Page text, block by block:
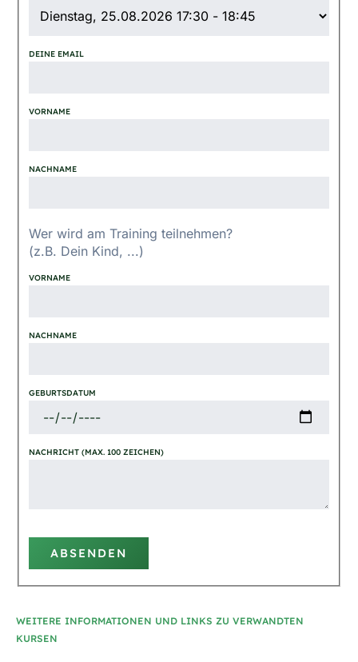
DEINE EMAIL
VORNAME
NACHNAME
Wer wird am Training teilnehmen?
(z.B. Dein Kind, ...)
VORNAME
NACHNAME
GEBURTSDATUM
NACHRICHT (MAX. 100 ZEICHEN)
ABSENDEN
WEITERE INFORMATIONEN UND LINKS ZU VERWANDTEN
KURSEN